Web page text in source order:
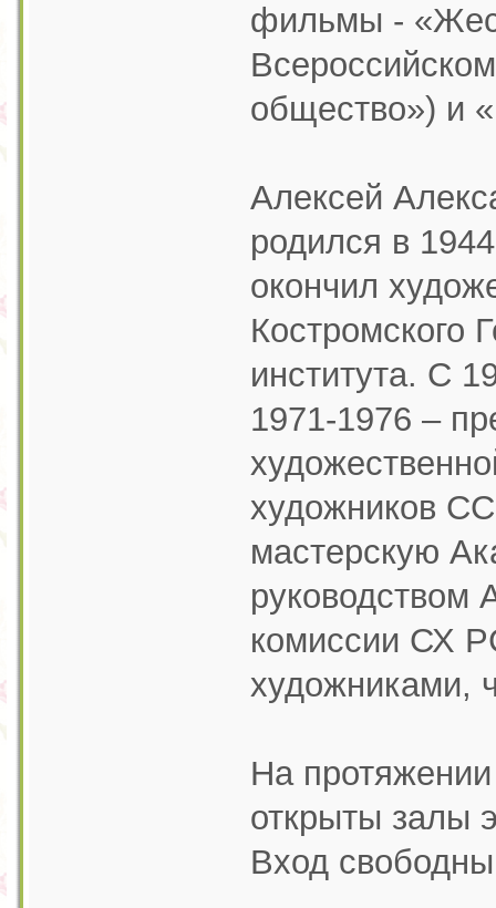
фильмы -
общество») и
Алексей
родился в
окончил
Костромского
института. С
1971-1976 –
художников
мастерскую
комиссии СХ
художниками,
На
открыты залы
Вход